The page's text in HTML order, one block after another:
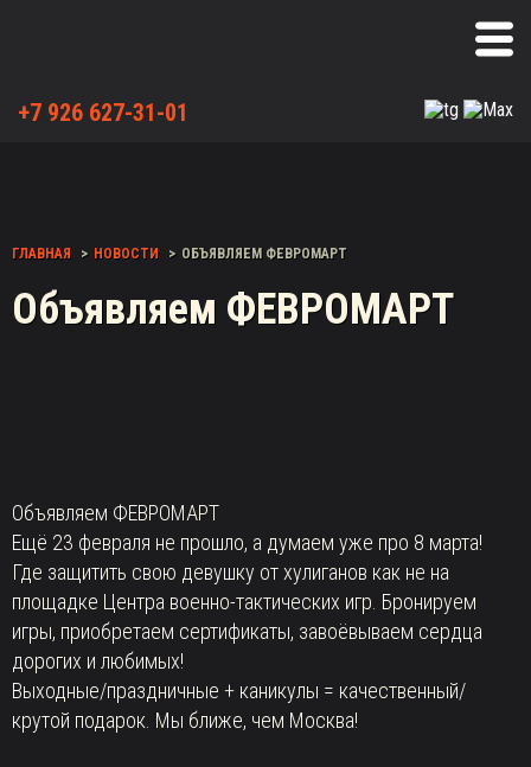
+7 926 627-31-01
ГЛАВНАЯ НОВОСТИ ОБЪЯВЛЯЕМ ФЕВРОМАРТ
Объявляем ФЕВРОМАРТ
Объявляем ФЕВРОМАРТ
Ещё 23 февраля не прошло, а думаем уже про 8 марта!
Где защитить свою девушку от хулиганов как не на
площадке Центра военно-тактических игр. Бронируем
игры, приобретаем сертификаты, завоёвываем сердца
дорогих и любимых!
Выходные/праздничные + каникулы = качественный/
крутой подарок. Мы ближе, чем Москва!